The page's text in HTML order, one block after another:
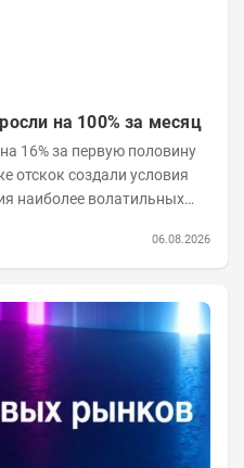
на 100% за месяц
16% за первую половину
отскок создали условия
наиболее волатильных
06.08.2026